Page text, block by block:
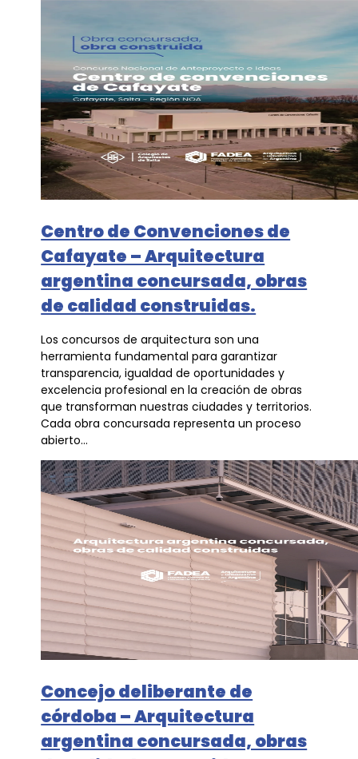
Centro de Convenciones de
Cafayate – Arquitectura
argentina concursada, obras
de calidad construidas.
Los concursos de arquitectura son una
herramienta fundamental para garantizar
transparencia, igualdad de oportunidades y
excelencia profesional en la creación de obras
que transforman nuestras ciudades y territorios.
Cada obra concursada representa un proceso
abierto...
Concejo deliberante de
córdoba – Arquitectura
argentina concursada, obras